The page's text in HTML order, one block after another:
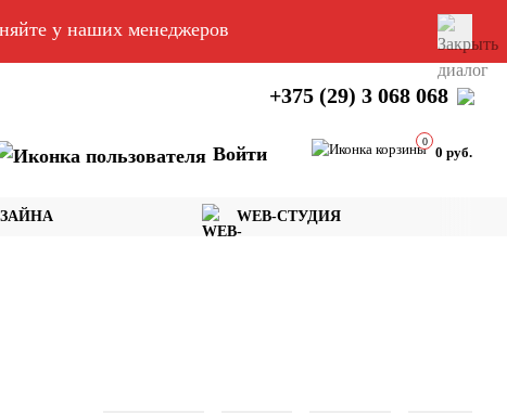
у наших менеджеров
+375 (29) 3 068 068
Войти
0
0 руб.
WEB-СТУДИЯ